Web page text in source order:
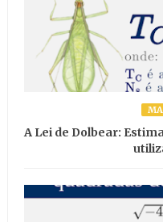
A Lei de Dolbear: